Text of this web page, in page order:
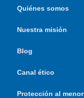
Quiénes somos
Nuestra misión
Blog
Canal ético
Protección al menor